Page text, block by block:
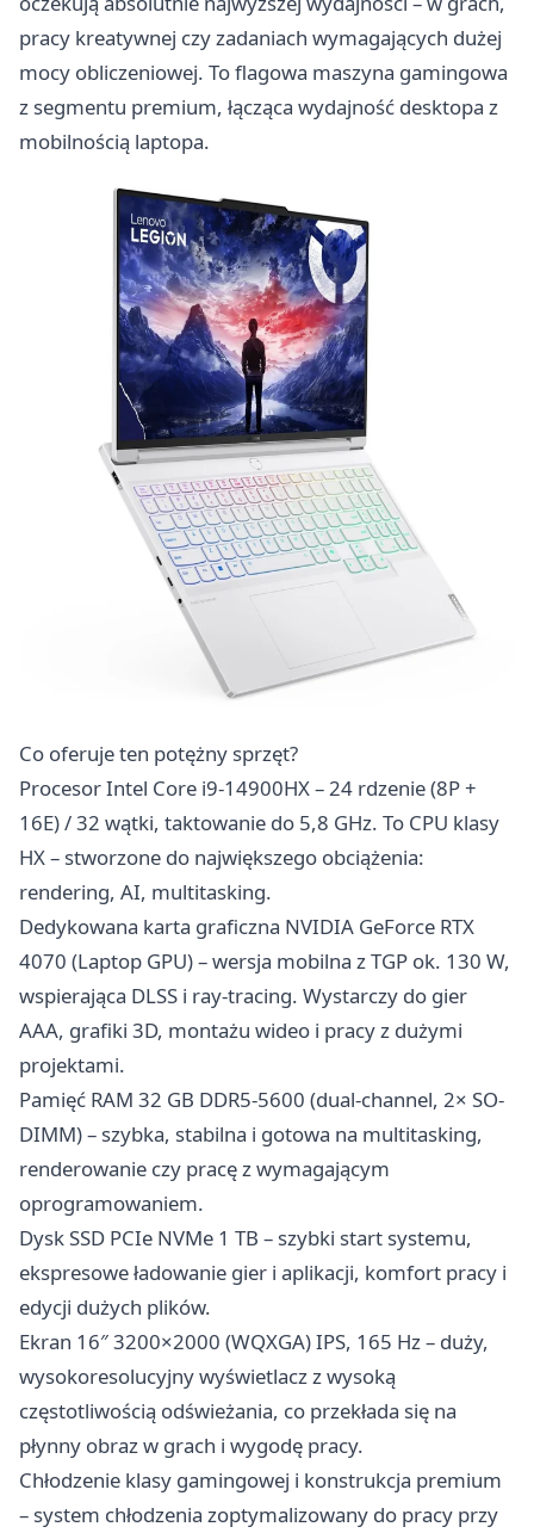
pracy kreatywnej czy zadaniach wymagających dużej
mocy obliczeniowej. To flagowa maszyna gamingowa
z segmentu premium, łącząca wydajność desktopa z
mobilnością laptopa.
Co oferuje ten potężny sprzęt?
Procesor Intel Core i9-14900HX – 24 rdzenie (8P +
16E) / 32 wątki, taktowanie do 5,8 GHz. To CPU klasy
HX – stworzone do największego obciążenia:
rendering, AI, multitasking.
Dedykowana karta graficzna NVIDIA GeForce RTX
4070 (Laptop GPU) – wersja mobilna z TGP ok. 130 W,
wspierająca DLSS i ray-tracing. Wystarczy do gier
AAA, grafiki 3D, montażu wideo i pracy z dużymi
projektami.
Pamięć RAM 32 GB DDR5-5600 (dual-channel, 2× SO-
DIMM) – szybka, stabilna i gotowa na multitasking,
renderowanie czy pracę z wymagającym
oprogramowaniem.
Dysk SSD PCIe NVMe 1 TB – szybki start systemu,
ekspresowe ładowanie gier i aplikacji, komfort pracy i
edycji dużych plików.
Ekran 16″ 3200×2000 (WQXGA) IPS, 165 Hz – duży,
wysokoresolucyjny wyświetlacz z wysoką
częstotliwością odświeżania, co przekłada się na
płynny obraz w grach i wygodę pracy.
Chłodzenie klasy gamingowej i konstrukcja premium
– system chłodzenia zoptymalizowany do pracy przy